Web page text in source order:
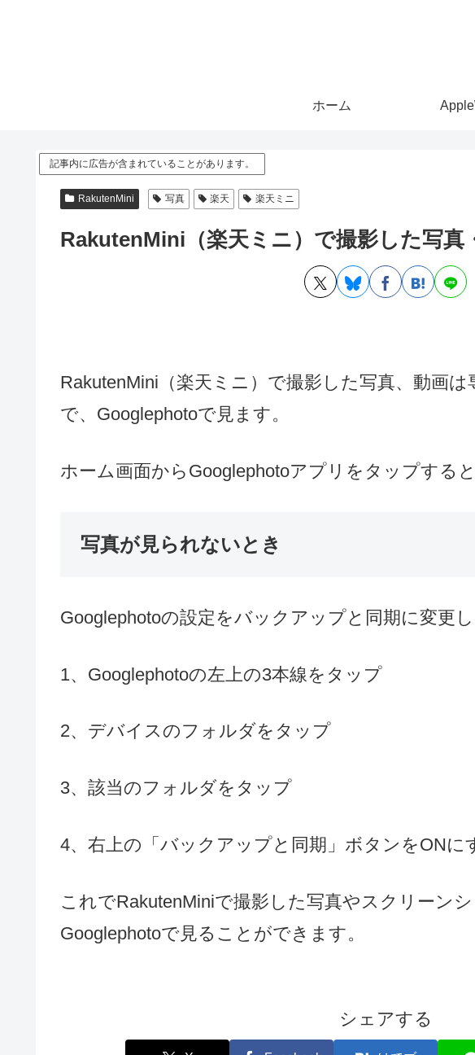
ホーム
記事内に広告が含まれていることがあります。
RakutenMini 写真 楽天 楽天ミニ
RakutenMini（楽天ミニ）で撮影した写真
RakutenMini（楽天ミニ）で撮影した写真、動画
で、Googlephotoで見ます。
ホーム画面からGooglephotoアプリをタップする
写真が見られないとき
Googlephotoの設定をバックアップと同期に変更し
1、Googlephotoの左上の3本線をタップ
2、デバイスのフォルダをタップ
3、該当のフォルダをタップ
4、右上の「バックアップと同期」ボタンをONに
これでRakutenMiniで撮影した写真やスクリーン
Googlephotoで見ることができます。
シェアする